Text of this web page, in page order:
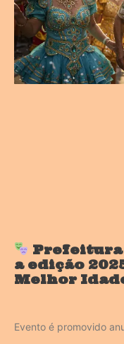
Prefeitura
a edição
Melhor
Evento é promovido